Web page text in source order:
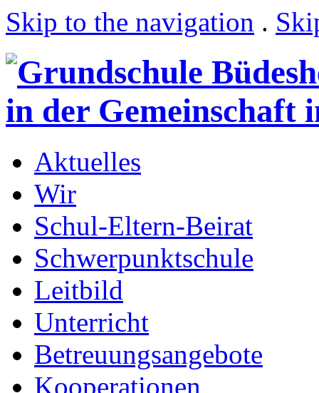
Skip to the navigation .
Aktuelles
Wir
Schul-Eltern-Beirat
Schwerpunktschule
Leitbild
Unterricht
Betreuungsangebote
Kooperationen